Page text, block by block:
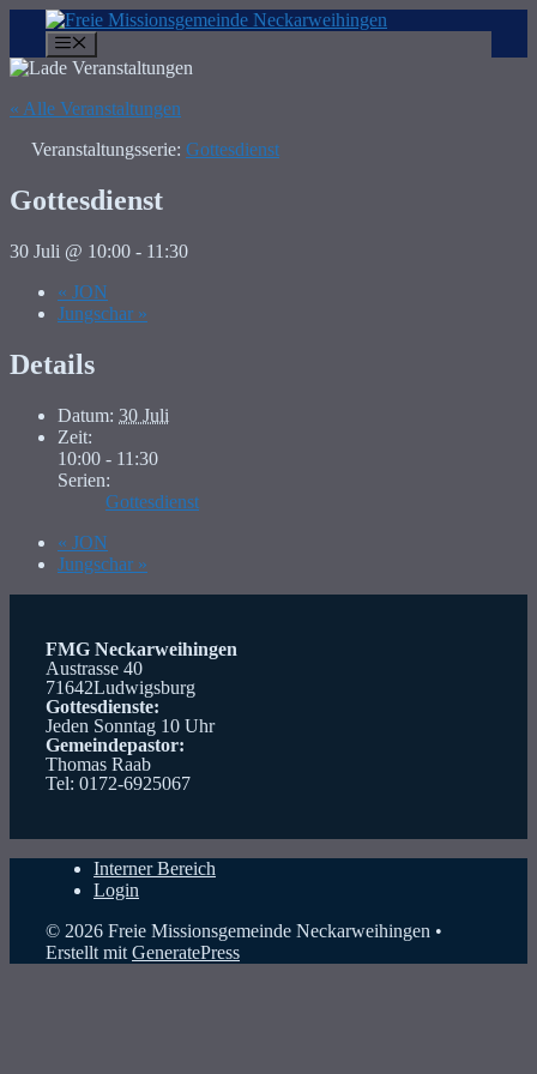
Inhalt
springen
« Alle Veranstaltungen
Veranstaltungsserie: Gottesdienst
Gottesdienst
30 Juli @ 10:00 - 11:30
« JON
Jungschar »
Details
Datum: 30 Juli
Zeit:
10:00 - 11:30
Serien:
Gottesdienst
« JON
Jungschar »
FMG Neckarweihingen
Austrasse 40
71642Ludwigsburg
Gottesdienste:
Jeden Sonntag 10 Uhr
Gemeindepastor:
Thomas Raab
Tel: 0172-6925067
Interner Bereich
Login
© 2026 Freie Missionsgemeinde Neckarweihingen •
Erstellt mit GeneratePress